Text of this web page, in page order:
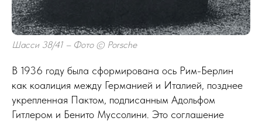
Шасси 38/41 – Фото © Porsche
В 1936 году была сформирована ось Рим-Берлин
как коалиция между Германией и Италией, позднее
укрепленная Пактом, подписанным Адольфом
Гитлером и Бенито Муссолини. Это соглашение